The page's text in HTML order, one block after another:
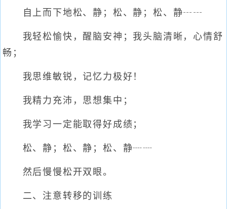
自上而下地松、静；松、静；松、静┄┄
我轻松愉快，醒脑安神；我头脑清晰，心情舒
畅；
我思维敏锐，记忆力极好！
我精力充沛，思想集中；
我学习一定能取得好成绩；
松、静；松、静；松、静┈┈
然后慢慢松开双眼。
二、注意转移的训练